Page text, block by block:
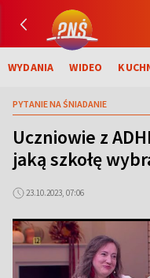
WYDANIA WIDEO
PYTANIE NA ŚNIADANIE
Uczniowie z
jaką szkołę
23.10.2023, 07:06